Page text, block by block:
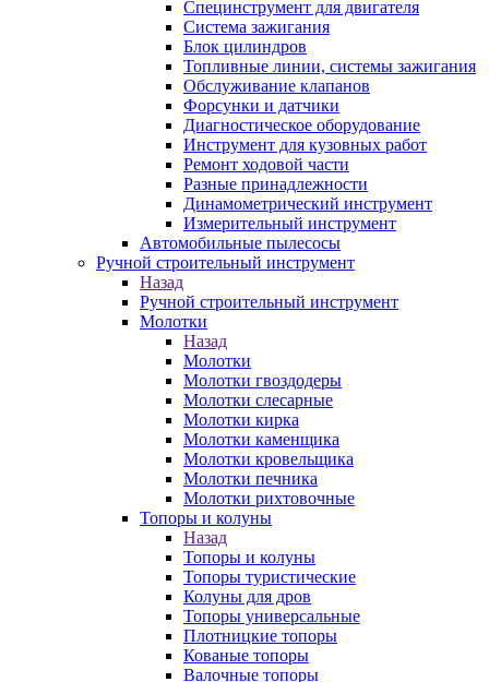
Специнструмент для двигателя
Система зажигания
Блок цилиндров
Топливные линии, системы зажигания
Обслуживание клапанов
Форсунки и датчики
Диагностическое оборудование
Инструмент для кузовных работ
Ремонт ходовой части
Разные принадлежности
Динамометрический инструмент
Измерительный инструмент
Автомобильные пылесосы
Ручной строительный инструмент
Назад
Ручной строительный инструмент
Молотки
Назад
Молотки
Молотки гвоздодеры
Молотки слесарные
Молотки кирка
Молотки каменщика
Молотки кровельщика
Молотки печника
Молотки рихтовочные
Топоры и колуны
Назад
Топоры и колуны
Топоры туристические
Колуны для дров
Топоры универсальные
Плотницкие топоры
Кованые топоры
Валочные топоры